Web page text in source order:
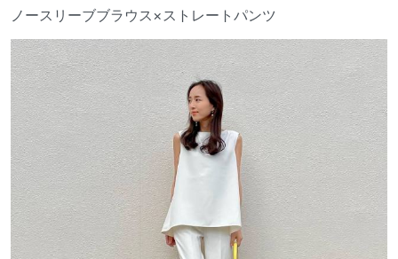
ノースリーブブラウス×ストレートパンツ